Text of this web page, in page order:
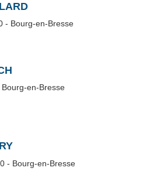
- Bourg-en-Bresse
en-Bresse
- Bourg-en-Bresse